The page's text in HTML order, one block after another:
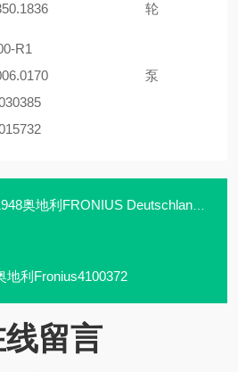
轮
R1
泵
利FRONIUS Deutschland GmbH34.0350.1948轮
地利Fronius4100372
留言